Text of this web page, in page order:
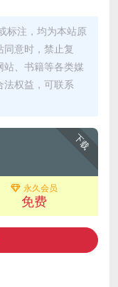
标注，均为本站原
意时，禁止复
、书籍等各类媒
法权益，可联系
下载
永久会员
免费